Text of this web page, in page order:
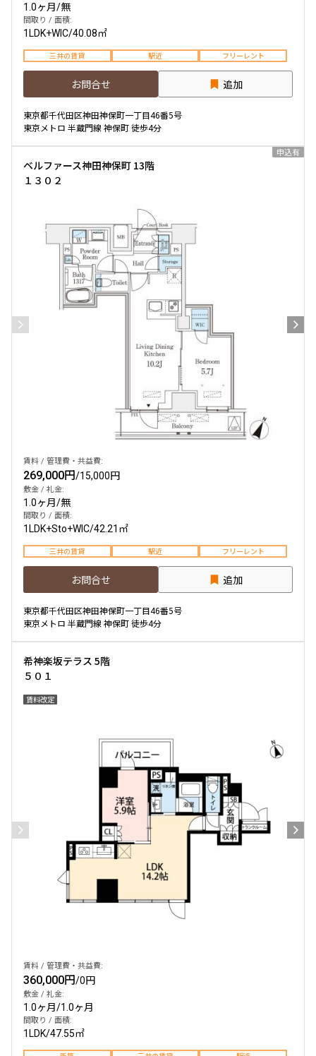
1.0ヶ月/無
間取り / 面積:
1LDK+WIC/40.08㎡
三井の賃貸 駅近 フリーレント
お問合せ 追加
東京都千代田区神田神保町一丁目46番5号
東京メトロ 半蔵門線 神保町 徒歩4分
ベルファース神田神保町 13階
１３０２
申込有
賃料 / 管理費・共益費:
269,000円/15,000円
敷金 / 礼金:
1.0ヶ月/無
間取り / 面積:
1LDK+Sto+WIC/42.21㎡
三井の賃貸 駅近 フリーレント
お問合せ 追加
東京都千代田区神田神保町一丁目46番5号
東京メトロ 半蔵門線 神保町 徒歩4分
希神楽坂テラス 5階
５０１
賃料改定
賃料 / 管理費・共益費:
360,000円/0円
敷金 / 礼金:
1.0ヶ月/1.0ヶ月
間取り / 面積:
1LDK/47.55㎡